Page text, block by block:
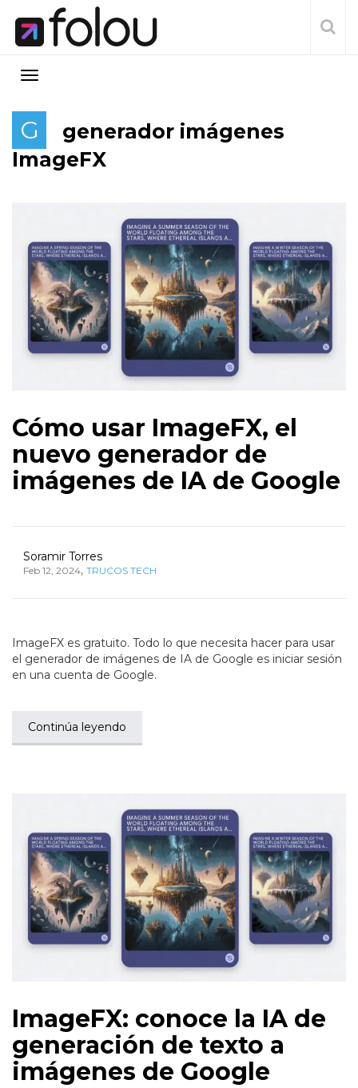
G
generador imágenes
ImageFX
Cómo usar ImageFX, el
nuevo generador de
imágenes de IA de Google
Soramir Torres
Feb 12, 2024, TRUCOS TECH
ImageFX es gratuito. Todo lo que necesita hacer para usar
el generador de imágenes de IA de Google es iniciar sesión
en una cuenta de Google.
Continúa leyendo
ImageFX: conoce la IA de
generación de texto a
imágenes de Google